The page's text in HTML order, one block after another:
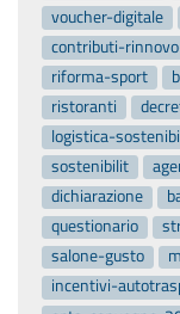
voucher-digitale
contributi-
riforma-sport
ristoranti
logistica-
sostenibilit
dichiarazione
questionario
salone-gusto
incentivi-